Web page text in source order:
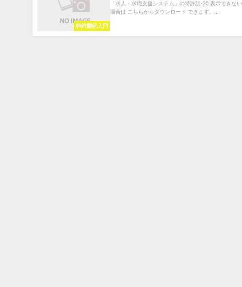
特許翻訳入門
「求人・求職支援システム」の特許訳-20 表示できない
場合は こちらからダウンロード できます。...